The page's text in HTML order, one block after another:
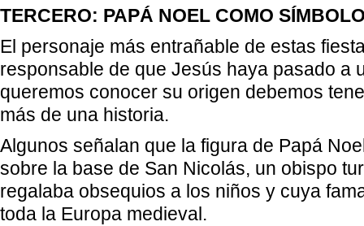
TERCERO: PAPÁ NOEL COMO
El personaje más entrañable de estas
responsable de que Jesús haya pasado a
queremos conocer su origen debemos
más de una historia.
Algunos señalan que la figura de Papá
sobre la base de San Nicolás, un obispo
regalaba obsequios a los niños y cuya
toda la Europa medieval.